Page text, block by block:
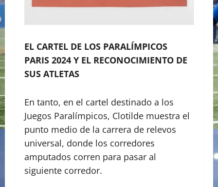
EL CARTEL DE LOS PARALÍMPICOS
PARIS 2024 Y EL RECONOCIMIENTO DE
SUS ATLETAS
En tanto, en el cartel destinado a los
Juegos Paralímpicos, Clotilde muestra el
punto medio de la carrera de relevos
universal, donde los corredores
amputados corren para pasar al
siguiente corredor.